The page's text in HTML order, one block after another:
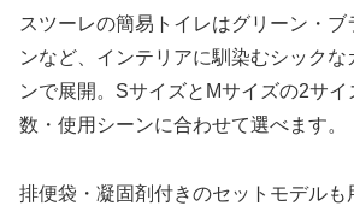
スツーレの簡易トイレはグリーン・ブ
ンなど、インテリアに馴染むシックな
ンで展開。SサイズとMサイズの2サイ
数・使用シーンに合わせて選べます。
排便袋・凝固剤付きのセットモデルも